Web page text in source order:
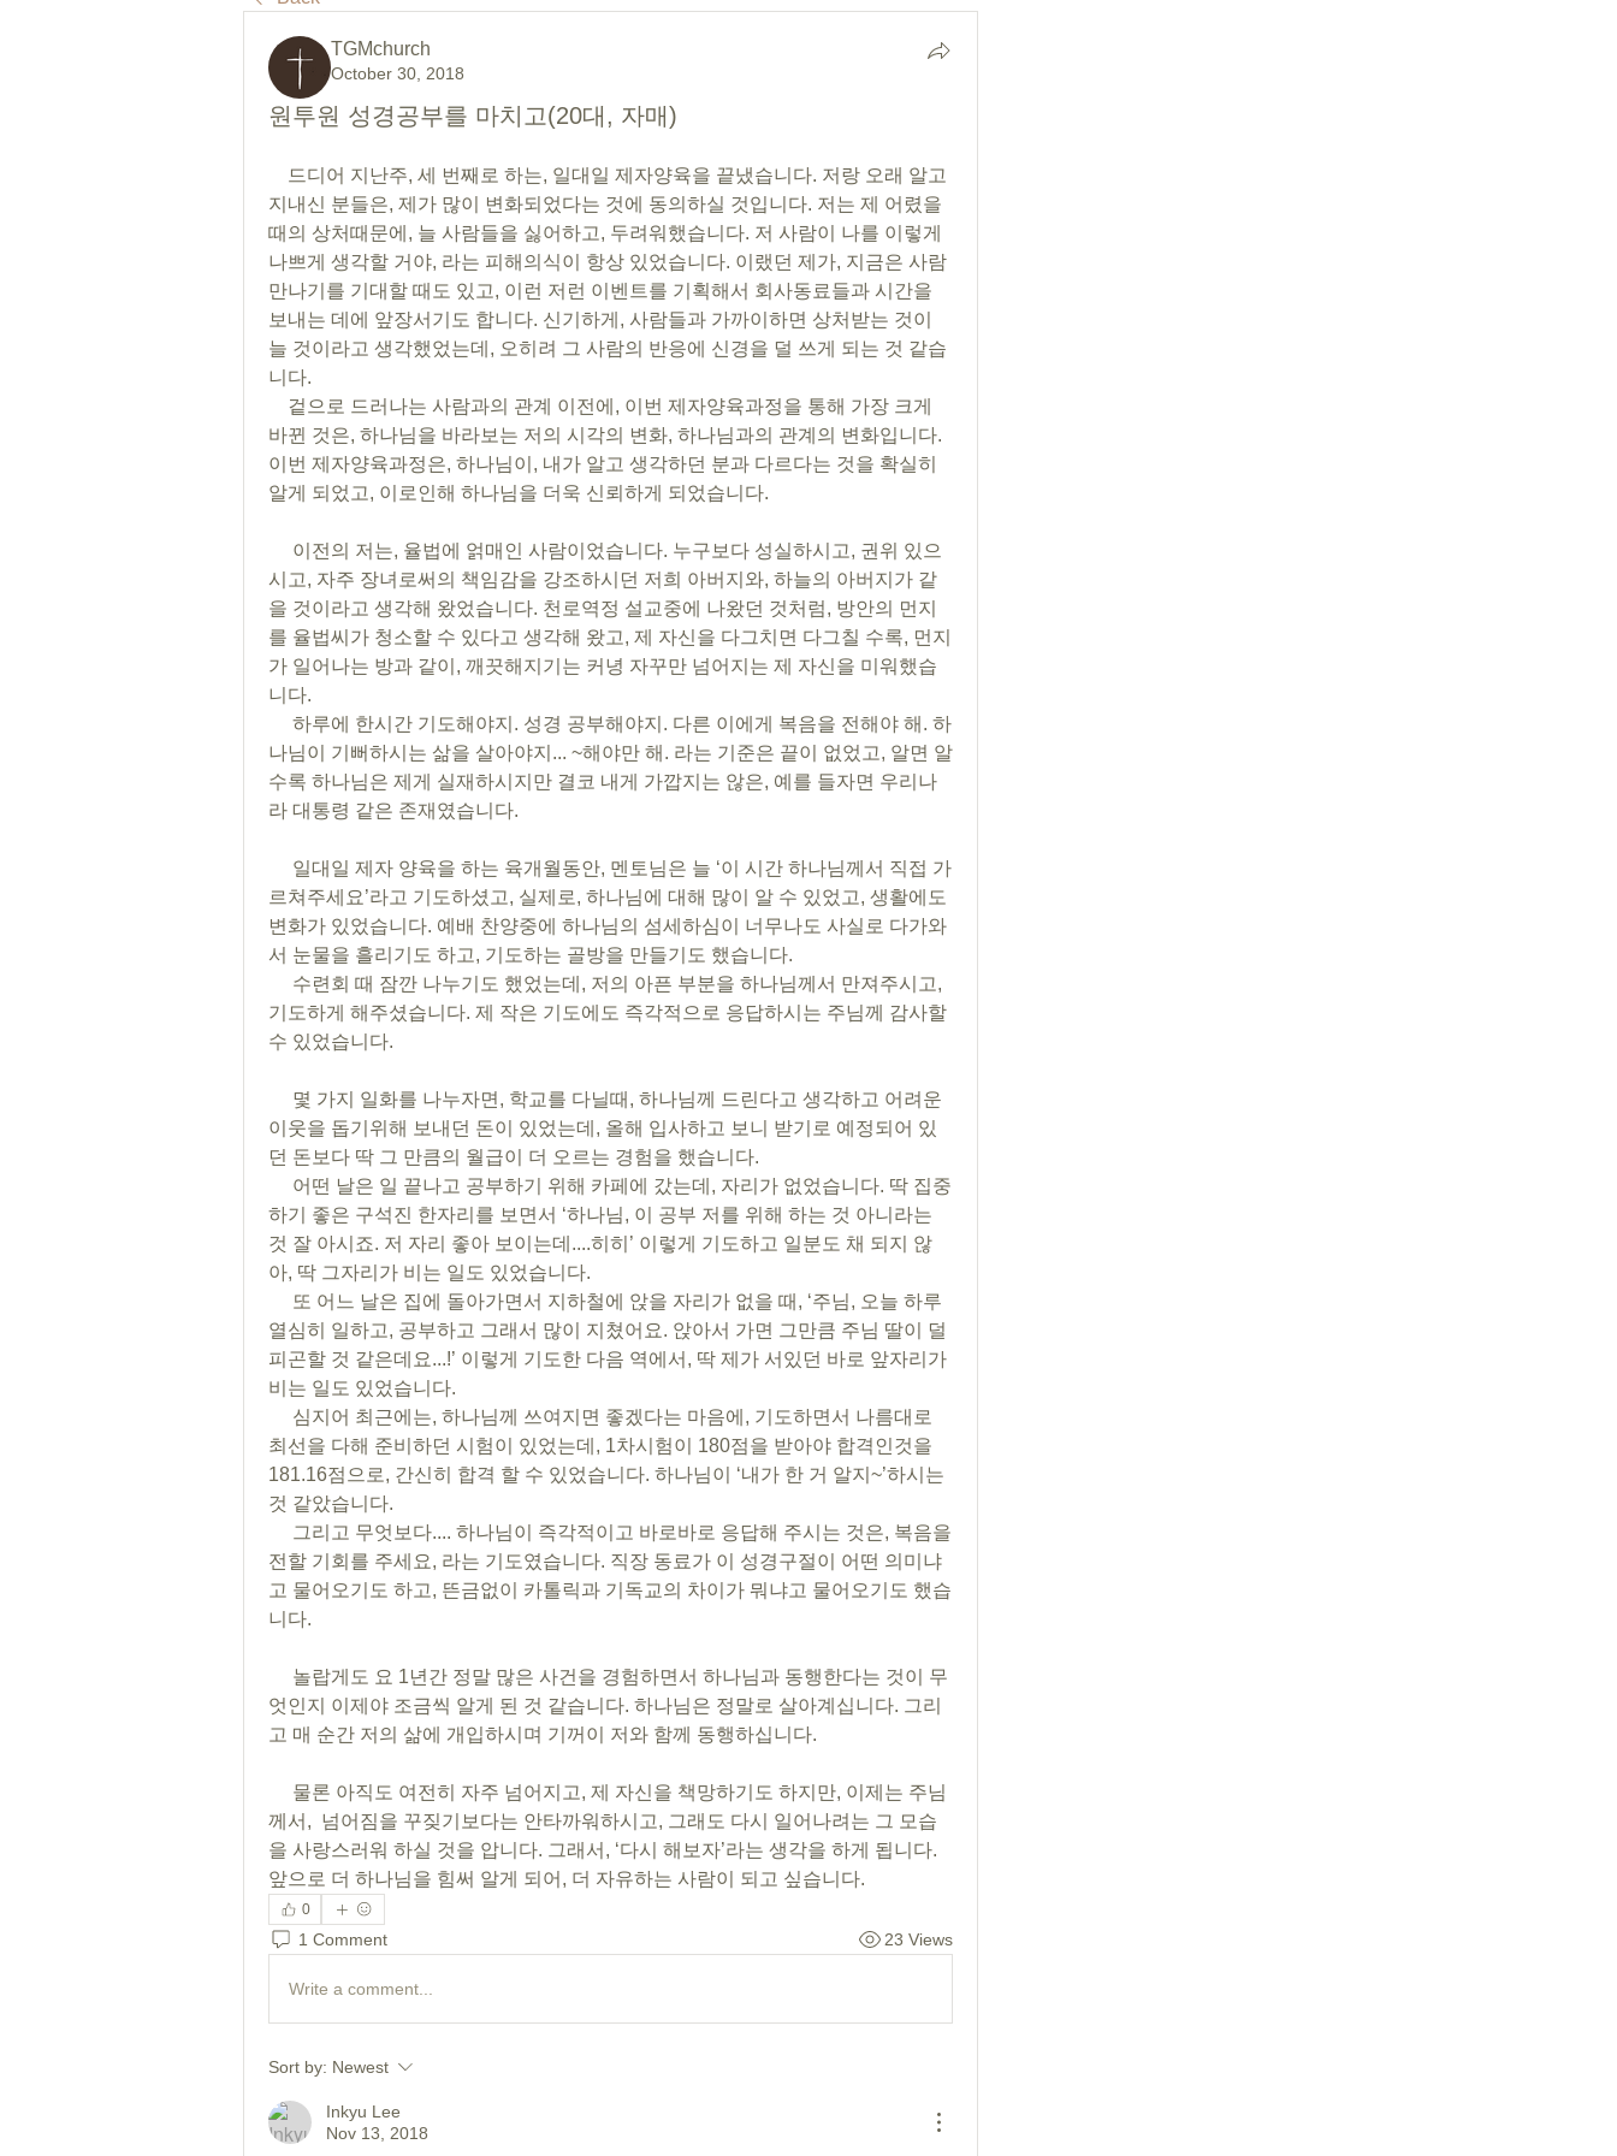
TGMchurch
October 30, 2018
원투원 성경공부를 마치고(20대, 자매)
지내신 분들은, 제가 많이 변화되었다는 것에 동의하실 것입니다. 저는 제 어렸을
때의 상처때문에, 늘 사람들을 싫어하고, 두려워했습니다. 저 사람이 나를 이렇게
나쁘게 생각할 거야, 라는 피해의식이 항상 있었습니다. 이랬던 제가, 지금은 사람
만나기를 기대할 때도 있고, 이런 저런 이벤트를 기획해서 회사동료들과 시간을
보내는 데에 앞장서기도 합니다. 신기하게, 사람들과 가까이하면 상처받는 것이
늘 것이라고 생각했었는데, 오히려 그 사람의 반응에 신경을 덜 쓰게 되는 것 같습
니다.
바뀐 것은, 하나님을 바라보는 저의 시각의 변화, 하나님과의 관계의 변화입니다.
이번 제자양육과정은, 하나님이, 내가 알고 생각하던 분과 다르다는 것을 확실히
알게 되었고, 이로인해 하나님을 더욱 신뢰하게 되었습니다.
시고, 자주 장녀로써의 책임감을 강조하시던 저희 아버지와, 하늘의 아버지가 같
을 것이라고 생각해 왔었습니다. 천로역정 설교중에 나왔던 것처럼, 방안의 먼지
를 율법씨가 청소할 수 있다고 생각해 왔고, 제 자신을 다그치면 다그칠 수록, 먼지
가 일어나는 방과 같이, 깨끗해지기는 커녕 자꾸만 넘어지는 제 자신을 미워했습
니다.
나님이 기뻐하시는 삶을 살아야지... ~해야만 해. 라는 기준은 끝이 없었고, 알면 알
수록 하나님은 제게 실재하시지만 결코 내게 가깝지는 않은, 예를 들자면 우리나
라 대통령 같은 존재였습니다.
르쳐주세요’라고 기도하셨고, 실제로, 하나님에 대해 많이 알 수 있었고, 생활에도
변화가 있었습니다. 예배 찬양중에 하나님의 섬세하심이 너무나도 사실로 다가와
서 눈물을 흘리기도 하고, 기도하는 골방을 만들기도 했습니다.
기도하게 해주셨습니다. 제 작은 기도에도 즉각적으로 응답하시는 주님께 감사할
수 있었습니다.
이웃을 돕기위해 보내던 돈이 있었는데, 올해 입사하고 보니 받기로 예정되어 있
던 돈보다 딱 그 만큼의 월급이 더 오르는 경험을 했습니다.
하기 좋은 구석진 한자리를 보면서 ‘하나님, 이 공부 저를 위해 하는 것 아니라는
것 잘 아시죠. 저 자리 좋아 보이는데....히히’ 이렇게 기도하고 일분도 채 되지 않
아, 딱 그자리가 비는 일도 있었습니다.
열심히 일하고, 공부하고 그래서 많이 지쳤어요. 앉아서 가면 그만큼 주님 딸이 덜
피곤할 것 같은데요...!’ 이렇게 기도한 다음 역에서, 딱 제가 서있던 바로 앞자리가
비는 일도 있었습니다.
최선을 다해 준비하던 시험이 있었는데, 1차시험이 180점을 받아야 합격인것을
181.16점으로, 간신히 합격 할 수 있었습니다. 하나님이 ‘내가 한 거 알지~’하시는
것 같았습니다.
전할 기회를 주세요, 라는 기도였습니다. 직장 동료가 이 성경구절이 어떤 의미냐
고 물어오기도 하고, 뜬금없이 카톨릭과 기독교의 차이가 뭐냐고 물어오기도 했습
니다.
엇인지 이제야 조금씩 알게 된 것 같습니다. 하나님은 정말로 살아계십니다. 그리
고 매 순간 저의 삶에 개입하시며 기꺼이 저와 함께 동행하십니다.
께서,  넘어짐을 꾸짖기보다는 안타까워하시고, 그래도 다시 일어나려는 그 모습
을 사랑스러워 하실 것을 압니다. 그래서, ‘다시 해보자’라는 생각을 하게 됩니다.
앞으로 더 하나님을 힘써 알게 되어, 더 자유하는 사람이 되고 싶습니다.
0
1 Comment 23 Views
Write a comment...
Sort by: Newest
Inkyu Lee
Nov 13, 2018